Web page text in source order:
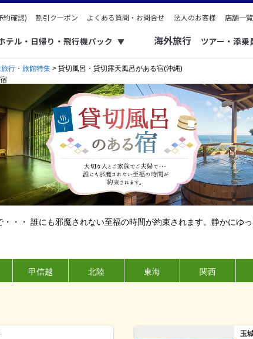
約確認) 割引クーポン よくある質問・お問合せ 法人のお客様 店舗一覧
テル・日帰り・飛行機パック ▼ 海外旅行 ツアー・添
行・旅館特集 > 貸切風呂・貸切露天風呂がある宿(沖縄)
・・ 誰にも邪魔されない至福の時間が約束されます。静かにゆ
甲信越 北陸 東海 関西
玉